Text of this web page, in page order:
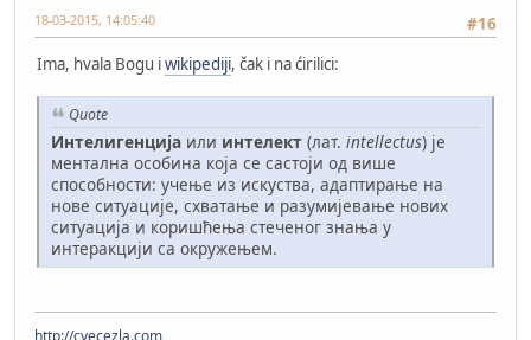
#16
18-03-2015, 14:05:40
Ima, hvala Bogu iwikipediji, čak i na ćirilici:
Quote
Интелигенција или интелект (лат. intellectus) је
ментална особина која се састоји од више
способности: учење из искуства, адаптирање на
нове ситуације, схватање и разумијевање нових
ситуација и коришћења стеченог знања у
интеракцији са окружењем.